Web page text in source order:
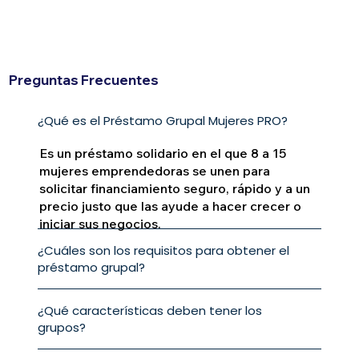
Preguntas Frecuentes
¿Qué es el Préstamo Grupal Mujeres PRO?
Es un préstamo solidario en el que 8 a 15
mujeres emprendedoras se unen para
solicitar financiamiento seguro, rápido y a un
precio justo que las ayude a hacer crecer o
iniciar sus negocios.
¿Cuáles son los requisitos para obtener el
préstamo grupal?
¿Qué características deben tener los
grupos?